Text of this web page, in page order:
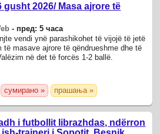
gusht 2026/ Masa ajrore të
- пред: 5 часа
vendi ynë parashikohet të vijojë të jetë
të masave ajrore të qëndrueshme dhe të
në det të forcës 1-2 ballë.
сумирано » прашања »
i futbollit librazhdas, ndërron